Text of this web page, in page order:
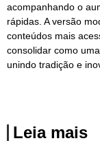
acompanhando o
rápidas. A versão
conteúdos mais
consolidar como
unindo tradição e
Leia mais